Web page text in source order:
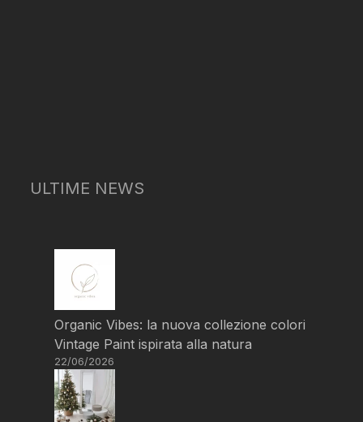
ULTIME NEWS
Organic Vibes: la nuova collezione colori
Vintage Paint ispirata alla natura
22/06/2026